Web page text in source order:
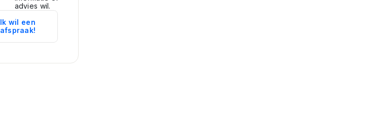
advies wil.
Ik wil een
afspraak!